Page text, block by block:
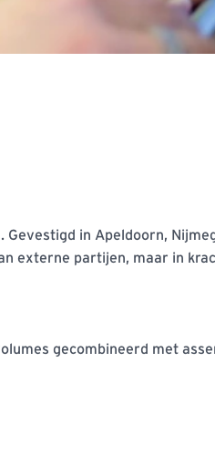
in Apeldoorn,
externe partijen, maar in
gecombineerd met